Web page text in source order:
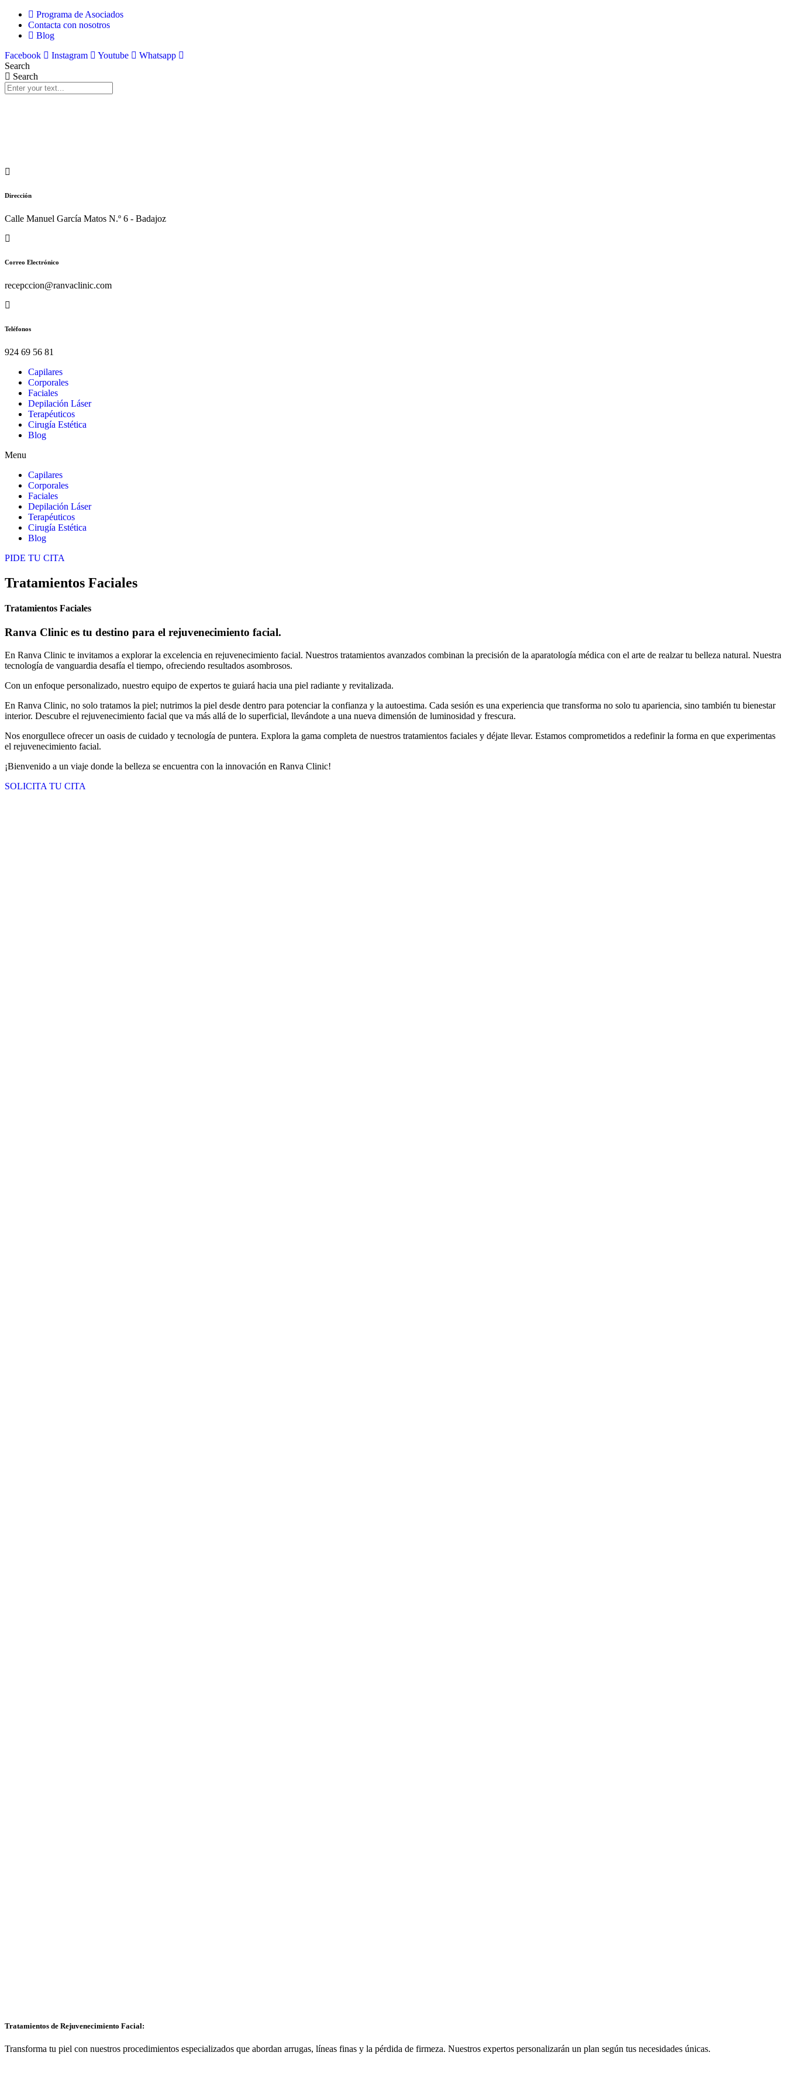
Programa de Asociados
Contacta con nosotros
Blog
Facebook
Instagram Youtube
Whatsapp
Search
Search
Dirección
Calle Manuel García Matos N.º 6 - Badajoz
Correo Electrónico
recepccion@ranvaclinic.com
Teléfonos
924 69 56 81
Capilares
Corporales
Faciales
Depilación Láser
Terapéuticos
Cirugía Estética
Blog
Menu
Capilares
Corporales
Faciales
Depilación Láser
Terapéuticos
Cirugía Estética
Blog
PIDE TU CITA
Tratamientos Faciales
Tratamientos Faciales
Ranva Clinic es tu destino para el rejuvenecimiento facial.
En Ranva Clinic te invitamos a explorar la excelencia en rejuvenecimiento facial. Nuestros tratamientos avanzados combinan la precisión de la aparatología médica con el arte de realzar tu belleza natural. Nuestra
tecnología de vanguardia desafía el tiempo, ofreciendo resultados asombrosos.
Con un enfoque personalizado, nuestro equipo de expertos te guiará hacia una piel radiante y revitalizada.
En Ranva Clinic, no solo tratamos la piel; nutrimos la piel desde dentro para potenciar la confianza y la autoestima. Cada sesión es una experiencia que transforma no solo tu apariencia, sino también tu bienestar
interior. Descubre el rejuvenecimiento facial que va más allá de lo superficial, llevándote a una nueva dimensión de luminosidad y frescura.
Nos enorgullece ofrecer un oasis de cuidado y tecnología de puntera. Explora la gama completa de nuestros tratamientos faciales y déjate llevar. Estamos comprometidos a redefinir la forma en que experimentas
el rejuvenecimiento facial.
¡Bienvenido a un viaje donde la belleza se encuentra con la innovación en Ranva Clinic!
SOLICITA TU CITA
Tratamientos de Rejuvenecimiento Facial:
Transforma tu piel con nuestros procedimientos especializados que abordan arrugas, líneas finas y la pérdida de firmeza. Nuestros expertos personalizarán un plan según tus necesidades únicas.